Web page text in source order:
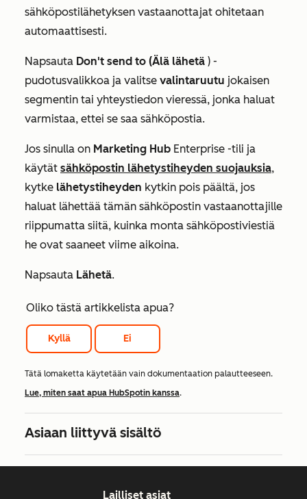
sähköpostilähetyksen vastaanottajat ohitetaan
automaattisesti.
Napsauta Don't send to (Älä lähetä ) -
pudotusvalikkoa ja valitse valintaruutu jokaisen
segmentin tai yhteystiedon vieressä, jonka haluat
varmistaa, ettei se saa sähköpostia.
Jos sinulla on Marketing Hub Enterprise -tili ja
käytät sähköpostin lähetystiheyden suojauksia,
kytke lähetystiheyden kytkin pois päältä, jos
haluat lähettää tämän sähköpostin vastaanottajille
riippumatta siitä, kuinka monta sähköpostiviestiä
he ovat saaneet viime aikoina.
Napsauta Lähetä.
Oliko tästä artikkelista apua?
Kyllä Ei
Tätä lomaketta käytetään vain dokumentaation palautteeseen.
Lue, miten saat apua HubSpotin kanssa.
Asiaan liittyvä sisältö
Lailliset asiat